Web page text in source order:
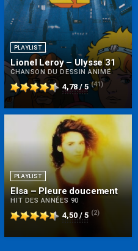
PLAYLIST
Lionel Leroy – Ulysse 31
CHANSON DU DESSIN ANIMÉ
4,78 / 5 (41)
PLAYLIST
Elsa – Pleure doucement
HIT DES ANNÉES 90
4,50 / 5 (2)